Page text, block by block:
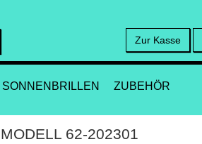
Zur Kasse
SONNENBRILLEN ZUBEHÖR
MODELL 62-202301